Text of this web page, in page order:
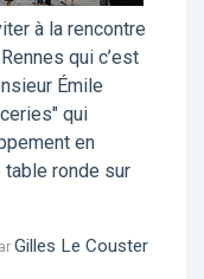
à la rencontre
qui c’est
Émile
qui
en
table ronde sur
Gilles Le Couster